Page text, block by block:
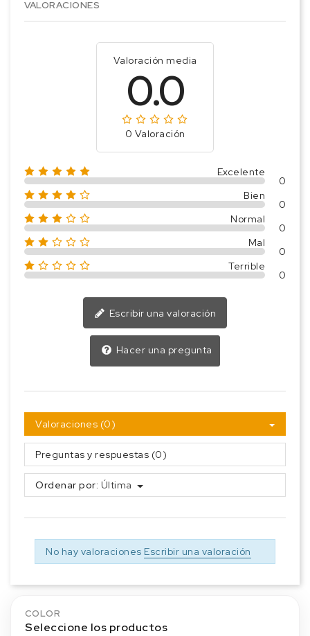
VALORACIONES
Valoración media
0.0
0 Valoración
Excelente
0
Bien
0
Normal
0
Mal
0
Terrible
0
Escribir una valoración
Hacer una pregunta
Valoraciones (0)
Preguntas y respuestas (0)
Ordenar por: Última
No hay valoraciones Escribir una valoración
COLOR
Seleccione los productos